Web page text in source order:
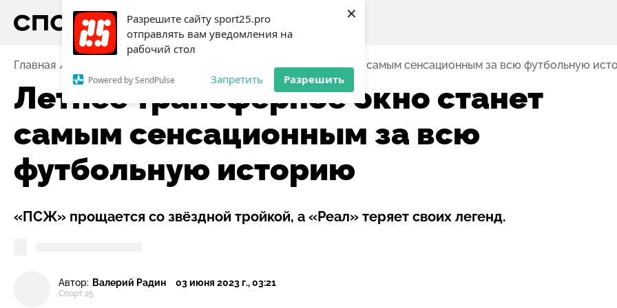
Разрешите сайту sport25.pro
отправлять вам уведомления на
рабочий стол
Powered by SendPulse Запретить Разрешить
×
Главная Летнее трансферное окно станет самым сенсационным за всю футбольную
Летнее трансферное окно станет
самым сенсационным за всю
футбольную историю
«ПСЖ» прощается со звёздной тройкой, а «Реал» теряет своих легенд.
Автор: Валерий Радин
Спорт 25
03 июня 2023 г., 03:21